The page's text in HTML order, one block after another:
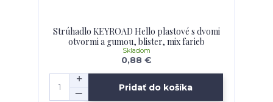
Strúhadlo KEYROAD Hello plastové s dvomi
otvormi a gumou, blister, mix farieb
0,88 €
Skladom
Pridať do košíka